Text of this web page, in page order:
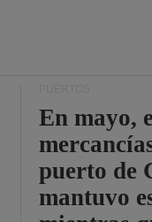
En mayo,
puerto de
mantuvo